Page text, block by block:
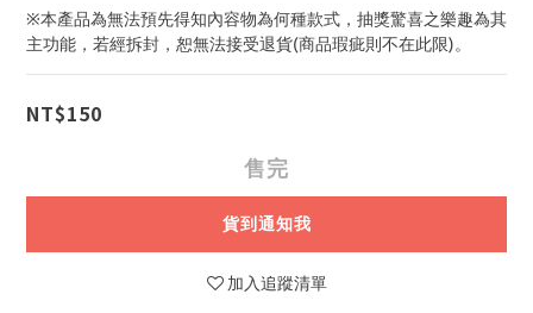
※本產品為無法預先得知內容物為何種款式，抽獎驚喜之樂趣為其
主功能，若經拆封，恕無法接受退貨(商品瑕疵則不在此限)。
NT$150
售完
貨到通知我
加入追蹤清單